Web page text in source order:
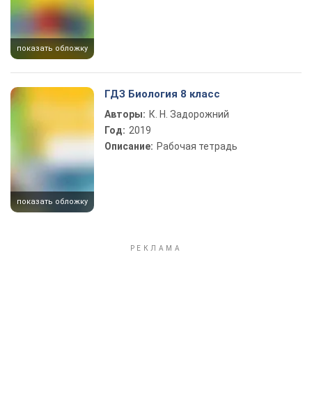
показать обложку
показать обложку
ГДЗ Биология 8 класс
Авторы: К. Н. Задорожний
Год: 2019
Описание: Рабочая тетрадь